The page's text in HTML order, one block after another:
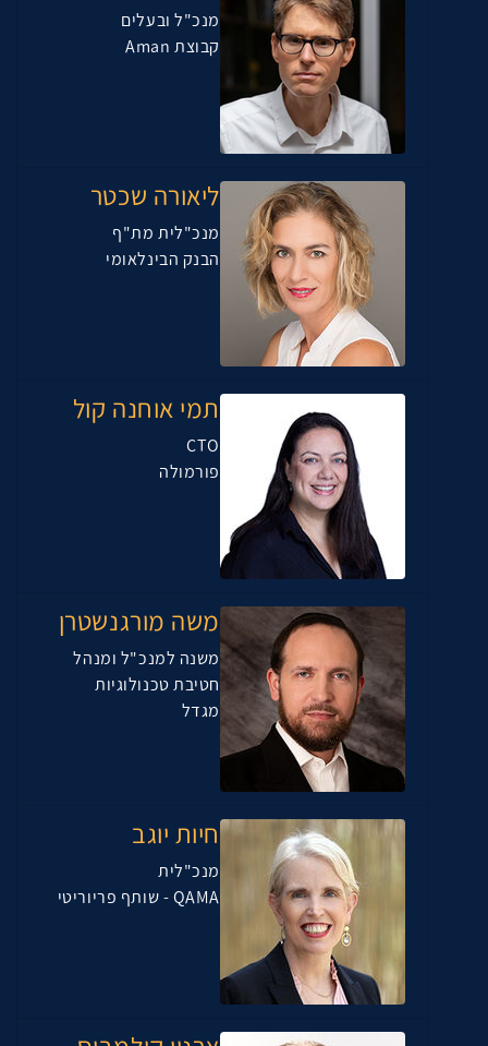
מנכ"ל ובעלים
קבוצת Aman
ליאורה שכטר
מנכ"לית מת"ף
הבנק הבינלאומי
תמי אוחנה קול
CTO
פורמולה
משה מורגנשטרן
משנה למנכ"ל ומנהל
חטיבת טכנולוגיות
מגדל
חיות יוגב
מנכ"לית
QAMA - שותף פריוריטי